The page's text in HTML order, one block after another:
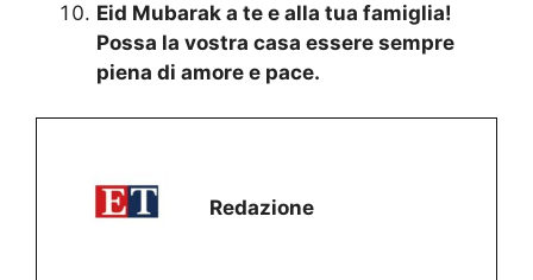
Eid Mubarak a te e alla tua famiglia!
Possa la vostra casa essere sempre
piena di amore e pace.
Redazione